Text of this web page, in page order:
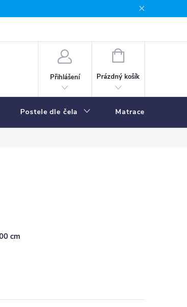
Přihlášení
NÁKUPNÍ
Prázdný košík
Postele dle čela Matrace
cm